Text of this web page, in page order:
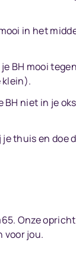
in het
BH mooi
klein).
niet in je
thuis en
Onze
voor jou.